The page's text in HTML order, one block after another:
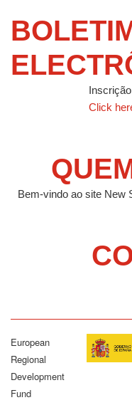
Click
Bem-vindo ao site New
European
Regional
Development
Fund